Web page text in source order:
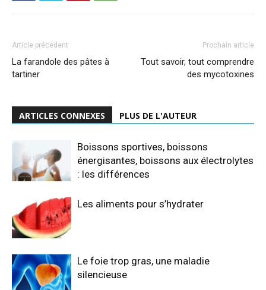
Article précédent
La farandole des pâtes à
tartiner
Prochain article
Tout savoir, tout comprendre
des mycotoxines
ARTICLES CONNEXES PLUS DE L'AUTEUR
Boissons sportives, boissons
énergisantes, boissons aux électrolytes
: les différences
Les aliments pour s’hydrater
Le foie trop gras, une maladie
silencieuse